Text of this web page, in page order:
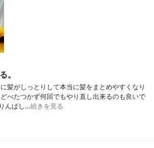
。
髪がしっとりして本当に髪をまとめやすくなり
べたつかず何回でもやり直し出来るのも良いで
んぱし…続きを見る